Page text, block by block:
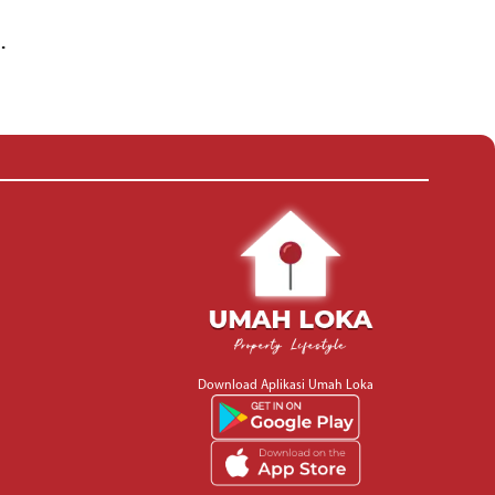
Download Aplikasi Umah Loka